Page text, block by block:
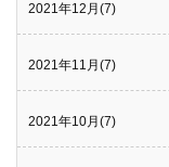
2021年12月(7)
2021年11月(7)
2021年10月(7)